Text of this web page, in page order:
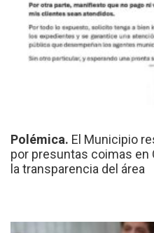
Polémica. El Municipio
por presuntas coimas en
la transparencia del área